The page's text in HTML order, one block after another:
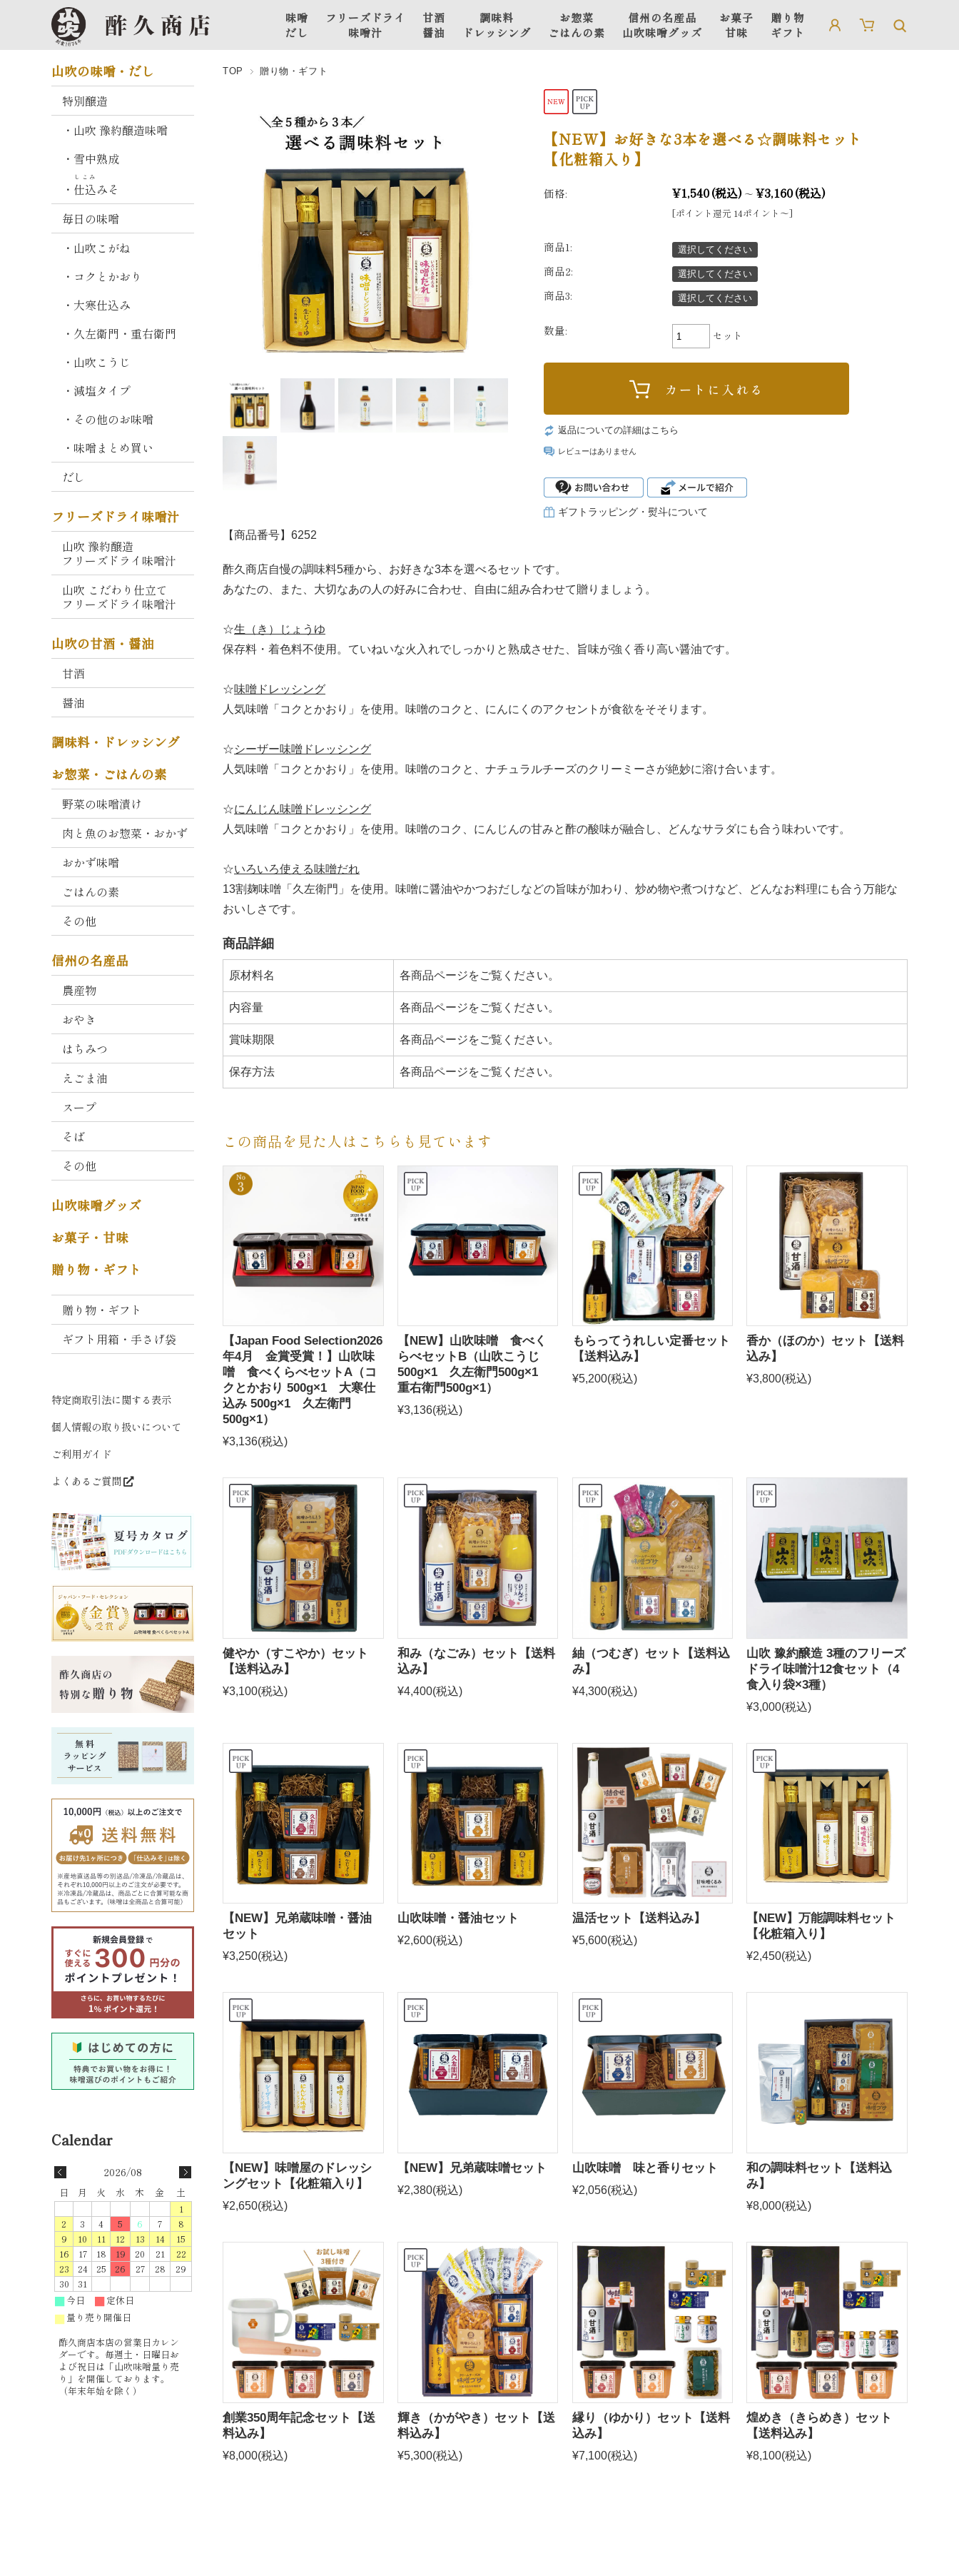
味噌
だし
山
豫
約
醸
造
味
噌
中
熟
成
吹
が
コ
か
お
大
寒
込
み
左
衛
タ
イ
他
味
噌
と
め
買
い
フリーズドライ
味噌汁
フリーズドライ味噌汁
甘酒
醤油
調味料
ドレッシング
お惣菜
ごはんの素
肉と魚のお
ず
信州の名産品
山吹味噌グッズ
お菓子
甘味
贈り物
ギフト
TOP 贈り物・ギフト
【NEW】お好きな3本を選べる☆調味料セット
【化粧箱入り】
価格: ¥1,540(税込) ～ ¥3,160(税込)
[ポイント還元 14ポイント〜]
商品1: 選択してください
商品2: 選択してください
商品3: 選択してください
数量: セット
返品についての詳細はこちら
レビューはありません
ギフトラッピング・熨斗について
【商品番号】6252
酢久商店自慢の調味料5種から、お好きな3本を選べるセットです。
あなたの、また、大切なあの人の好みに合わせ、自由に組み合わせて贈りましょう。
☆生（き）じょうゆ
保存料・着色料不使用。ていねいな火入れでしっかりと熟成させた、旨味が強く香り高い醤油です。
☆味噌ドレッシング
人気味噌「コクとかおり」を使用。味噌のコクと、にんにくのアクセントが食欲をそそります。
☆シーザー味噌ドレッシング
人気味噌「コクとかおり」を使用。味噌のコクと、ナチュラルチーズのクリーミーさが絶妙に溶け合います。
☆にんじん味噌ドレッシング
人気味噌「コクとかおり」を使用。味噌のコク、にんじんの甘みと酢の酸味が融合し、どんなサラダにも合う味わいです。
☆いろいろ使える味噌だれ
13割麹味噌「久左衛門」を使用。味噌に醤油やかつおだしなどの旨味が加わり、炒め物や煮つけなど、どんなお料理にも合う万能な
おいしさです。
商品詳細
原材料名 各商品ページをご覧ください。
内容量 各商品ページをご覧ください。
賞味期限 各商品ページをご覧ください。
保存方法 各商品ページをご覧ください。
この商品を見た人はこちらも見ています
【Japan Food Selection2026
年4月 金賞受賞！】山吹味
噌 食べくらべセットA（コ
クとかおり 500g×1 大寒仕
込み 500g×1 久左衛門
500g×1）
¥3,136(税込)
【NEW】山吹味噌 食べく
らべセットB（山吹こうじ
500g×1 久左衛門500g×1
重右衛門500g×1）
¥3,136(税込)
もらってうれしい定番セット
【送料込み】
¥5,200(税込)
香か（ほのか）セット【送料
込み】
¥3,800(税込)
健やか（すこやか）セット
【送料込み】
¥3,100(税込)
和み（なごみ）セット【送料
込み】
¥4,400(税込)
紬（つむぎ）セット【送料込
み】
¥4,300(税込)
山吹 豫約醸造 3種のフリーズ
ドライ味噌汁12食セット（4
食入り袋×3種）
¥3,000(税込)
【NEW】兄弟蔵味噌・醤油
セット
¥3,250(税込)
山吹味噌・醤油セット
¥2,600(税込)
温活セット【送料込み】
¥5,600(税込)
【NEW】万能調味料セット
【化粧箱入り】
¥2,450(税込)
【NEW】味噌屋のドレッシ
ングセット【化粧箱入り】
¥2,650(税込)
【NEW】兄弟蔵味噌セット
¥2,380(税込)
山吹味噌 味と香りセット
¥2,056(税込)
和の調味料セット【送料込
み】
¥8,000(税込)
創業350周年記念セット【送
料込み】
¥8,000(税込)
輝き（かがやき）セット【送
料込み】
¥5,300(税込)
縁り（ゆかり）セット【送料
込み】
¥7,100(税込)
煌めき（きらめき）セット
【送料込み】
¥8,100(税込)
山吹の味噌・だし
特別醸造
・山吹 豫約醸造味噌
・雪中熟成
・ 仕込
しこみ
みそ
毎日の味噌
・山吹こがね
・コクとかおり
・大寒仕込み
・久左衛門・重右衛門
・山吹こうじ
・減塩タイプ
・その他のお味噌
・味噌まとめ買い
だし
フリーズドライ味噌汁
山吹 豫約醸造
フリーズドライ味噌汁
山吹 こだわり仕立て
フリーズドライ味噌汁
山吹の甘酒・醤油
甘酒
醤油
調味料・ドレッシング
お惣菜・ごはんの素
野菜の味噌漬け
肉と魚のお惣菜・おかず
おかず味噌
ごはんの素
その他
信州の名産品
農産物
おやき
はちみつ
えごま油
スープ
そば
その他
山吹味噌グッズ
お菓子・甘味
贈り物・ギフト
贈り物・ギフト
ギフト用箱・手さげ袋
特定商取引法に関する表示
個人情報の取り扱いについて
ご利用ガイド
よくあるご質問
2026/08
日 月 火 水 木 金
土
1
2
3 4 5 6 7
8
9
10 11 12 13 14
15
16
17 18 19 20 21
22
23
24 25 26 27 28
29
30
31
■今日 ■定休日
■量り売り開催日
酢久商店本店の営業日カレン
ダーです。毎週土・日曜日お
よび祝日は「山吹味噌量り売
り」を開催しております。
（年末年始を除く）